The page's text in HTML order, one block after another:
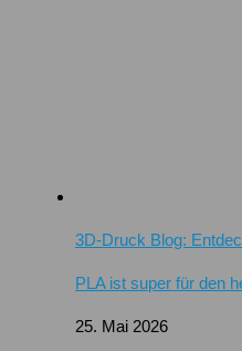
3D-Druck Blog:
PLA ist super für den
25. Mai 2026